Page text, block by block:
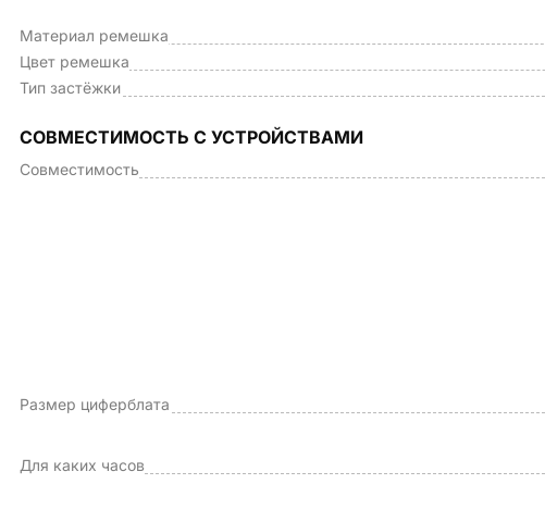
Материал ремешка
Цвет ремешка
Тип застёжки
СОВМЕСТИМОСТЬ С УСТРОЙСТВАМИ
Совместимость
Размер циферблата
Для каких часов